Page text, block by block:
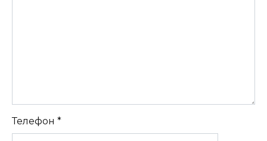
Телефон *